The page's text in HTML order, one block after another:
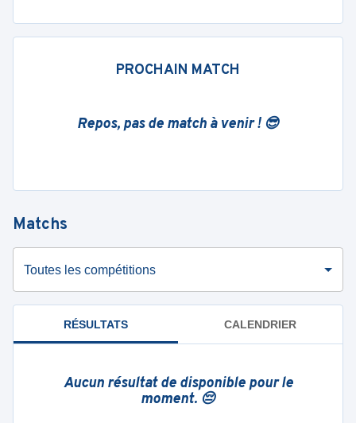
PROCHAIN MATCH
Repos, pas de match à venir ! 😎
Matchs
Toutes les compétitions
RÉSULTATS CALENDRIER
Aucun résultat de disponible pour le
moment. 😔